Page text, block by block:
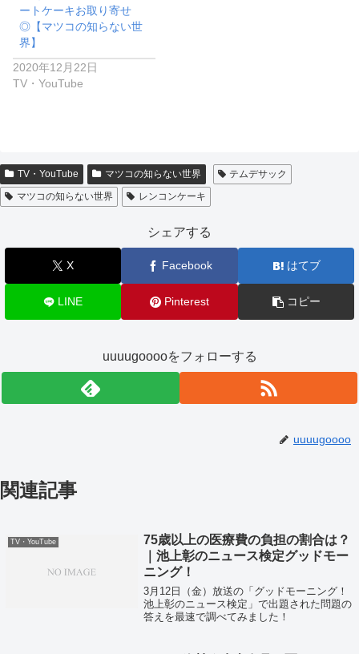
ートケーキお取り寄せ
◎【マツコの知らない世
界】
2020年12月22日
TV・YouTube
TV・YouTube マツコの知らない世界
テムデサック
マツコの知らない世界
レンコンケーキ
シェアする
X Facebook はてブ
LINE Pinterest コピー
uuuugooooをフォローする
uuuugoooo
関連記事
TV・YouTube
75歳以上の医療費の負担の割合は？
｜池上彰のニュース検定グッドモー
ニング！
3月12日（金）放送の「グッドモーニング！
池上彰のニュース検定」で出題された問題の
答えを最速で調べてみました！